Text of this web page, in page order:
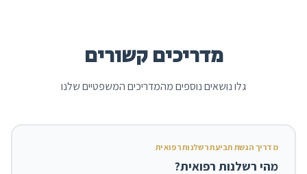
מדריכים קשורים
גלו נושאים נוספים מהמדריכים המשפטיים שלנו
מדריך הגשת תביעת רשלנות רפואית
מהי רשלנות רפואית?